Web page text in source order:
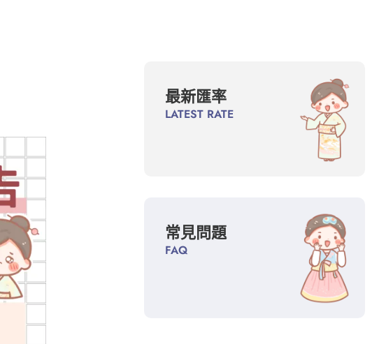
最新匯率
LATEST RATE
常見問題
FAQ